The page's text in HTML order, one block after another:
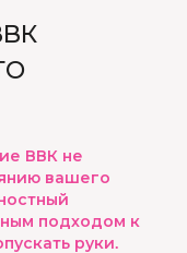
ВВК не
вашего
подходом к
руки.